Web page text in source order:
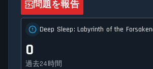
問題を報告
Deep Sleep: Labyrinth of the
0
過去24時間